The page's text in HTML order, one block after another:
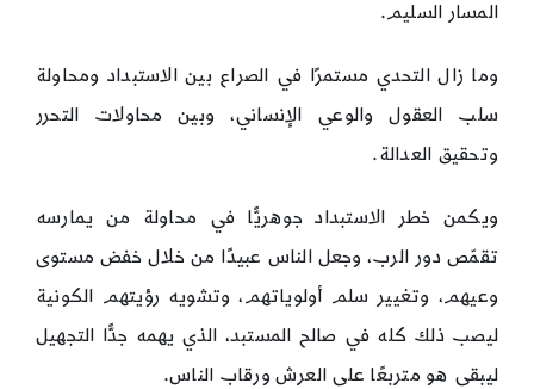
المسار السليم.
وما زال التحدي مستمرًا في الصراع بين الاستبداد ومحاولة
سلب العقول والوعي الإنساني، وبين محاولات التحرر
وتحقيق العدالة.
ويكمن خطر الاستبداد جوهريًّا في محاولة من يمارسه
تقمّص دور الرب، وجعل الناس عبيدًا من خلال خفض مستوى
وعيهم، وتغيير سلم أولوياتهم، وتشويه رؤيتهم الكونية
ليصب ذلك كله في صالح المستبد، الذي يهمه جدًّا التجهيل
ليبقى هو متربعًا على العرش ورقاب الناس.